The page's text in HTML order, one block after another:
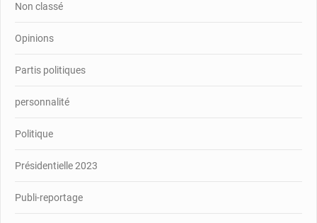
Non classé
Opinions
Partis politiques
personnalité
Politique
Présidentielle 2023
Publi-reportage